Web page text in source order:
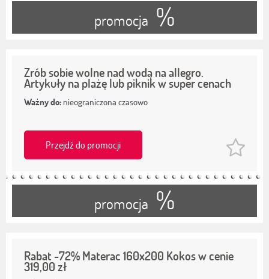
promocja %
Zrób sobie wolne nad wodą na allegro.
Artykuły na plażę lub piknik w super cenach
Ważny do: nieograniczona czasowo
Przejdź do promocji
promocja %
Rabat -72% Materac 160x200 Kokos w cenie
319,00 zł